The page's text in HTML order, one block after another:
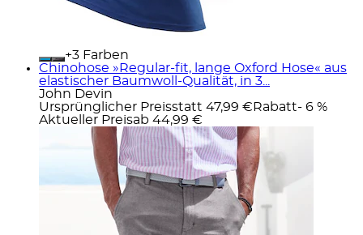
+
Farben
Chinohose »Regular-fit, lange Oxford Hose« aus
elastischer Baumwoll-Qualität, in 3...
John Devin
Ursprünglicher Preisstatt 47,99 € Rabatt- 6 %
Aktueller Preisab 44,99 €